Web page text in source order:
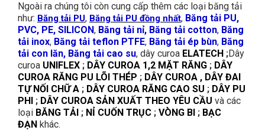
Ngoài ra chúng tôi còn cung cấp thêm các loại băng tải
như: Băng tải PU, Băng tải PU đồng nhất, Băng tải PU,
PVC, PE, SILICON, Băng tải nỉ, Băng tải cotton, Băng
tải inox, Băng tải teflon PTFE, Băng tải ép bùn, Băng
tải con lăn, Băng tải cao su, dây curoa ELATECH ;Dây
curoa UNIFLEX ; DÂY CUROA 1,2 MẶT RĂNG ; DÂY
CUROA RĂNG PU LÕI THÉP ; DÂY CUROA , DÂY ĐAI
TỰ NỐI CHỮ A ; DÂY CUROA RĂNG CAO SU ; DÂY PU
PHI
; DÂY CUROA SẢN XUẤT THEO YÊU CẦU và các
loại BĂNG TẢI ; NỈ CUỐN TRỤC ; VÒNG BI ; BẠC
ĐẠN khác.